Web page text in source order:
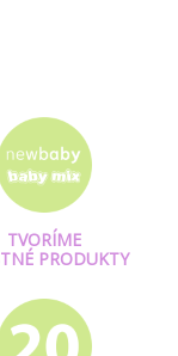
TVORÍME
PRODUKTY